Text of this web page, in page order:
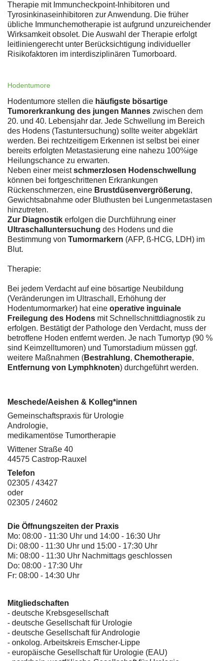
Therapie mit Immuncheckpoint-Inhibitoren und
Tyrosinkinaseinhibitoren zur Anwendung. Die früher
übliche Immunchemotherapie ist aufgrund unzureichender
Wirksamkeit obsolet. Die Auswahl der Therapie erfolgt
leitliniengerecht unter Berücksichtigung individueller
Risikofaktoren im interdisziplinären Tumorboard.
Hodentumore
Hodentumore stellen die häufigste bösartige
Tumorerkrankung des jungen Mannes zwischen dem
20. und 40. Lebensjahr dar. Jede Schwellung im Bereich
des Hodens (Tastuntersuchung) sollte weiter abgeklärt
werden. Bei rechtzeitigem Erkennen ist selbst bei einer
bereits erfolgten Metastasierung eine nahezu 100%ige
Heilungschance zu erwarten.
Neben einer meistschmerzlosen Hodenschwellung
können bei fortgeschrittenen Erkrankungen
Rückenschmerzen, eine Brustdüsenvergrößerung,
Gewichtsabnahme oder Bluthusten bei Lungenmetastasen
hinzutreten.
Zur Diagnostik erfolgen die Durchführung einer
Ultraschalluntersuchung des Hodens und die
Bestimmung von Tumormarkern (AFP, ß-HCG, LDH) im
Blut.
Therapie:
Bei jedem Verdacht auf eine bösartige Neubildung
(Veränderungen im Ultraschall, Erhöhung der
Hodentumormarker) hat eine operative inguinale
Freilegung des Hodens mit Schnellschnittdiagnostik zu
erfolgen. Bestätigt der Pathologe den Verdacht, muss der
betroffene Hoden entfernt werden. Je nach Tumortyp (90 %
sind Keimzelltumoren) und Tumorstadium müssen ggf.
weitere Maßnahmen (Bestrahlung, Chemotherapie,
Entfernung von Lymphknoten) durchgeführt werden.
Meschede/Aeishen & Kolleg*innen
Gemeinschaftspraxis für Urologie
Andrologie,
medikamentöse Tumortherapie
Wittener Straße 40
44575 Castrop-Rauxel
Telefon
02305 / 43427
oder
02305 / 24602
Die Öffnungszeiten der Praxis
Mo: 08:00 - 11:30 Uhr und 14:00 - 16:30 Uhr
Di: 08:00 - 11:30 Uhr und 15:00 - 17:30 Uhr
Mi: 08:00 - 11:30 Uhr Nachmittags geschlossen
Do: 08:00 - 17:30 Uhr
Fr: 08:00 - 14:30 Uhr
Mitgliedschaften
- deutsche Krebsgesellschaft
- deutsche Gesellschaft für Urologie
- deutsche Gesellschaft für Andrologie
- onkolog. Arbeitskreis Emscher-Lippe
- europäische Gesellschaft für Urologie (EAU)